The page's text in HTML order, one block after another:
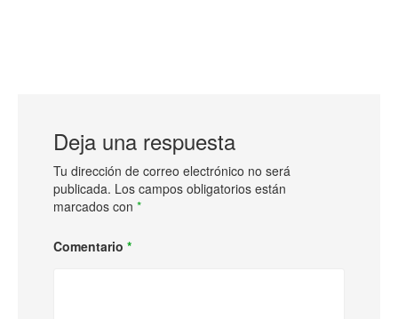
Deja una respuesta
Tu dirección de correo electrónico no será
publicada. Los campos obligatorios están
marcados con *
Comentario *